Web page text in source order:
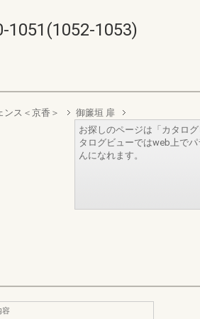
1053)
ンス＜京香＞ 御簾垣 扉
お探しのページは「カタロ
タログビューではweb上で
んになれます。
容